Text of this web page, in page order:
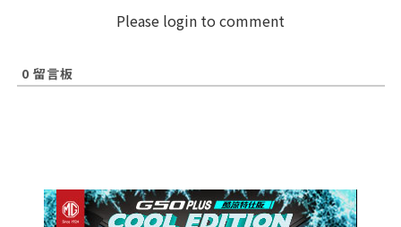
Please login to comment
0 留言板